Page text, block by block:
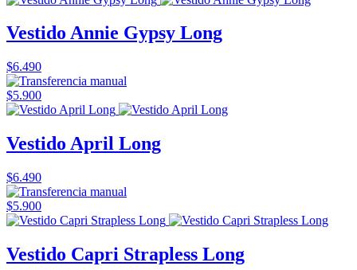
Vestido Annie Gypsy Long
$6.490
$5.900
Vestido April Long
$6.490
$5.900
Vestido Capri Strapless Long